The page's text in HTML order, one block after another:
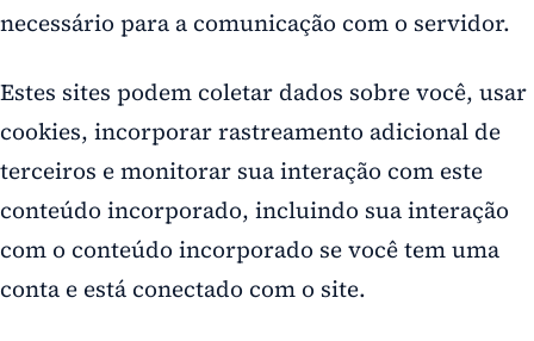
necessário para a comunicação com o servidor.
Estes sites podem coletar dados sobre você, usar
cookies, incorporar rastreamento adicional de
terceiros e monitorar sua interação com este
conteúdo incorporado, incluindo sua interação
com o conteúdo incorporado se você tem uma
conta e está conectado com o site.